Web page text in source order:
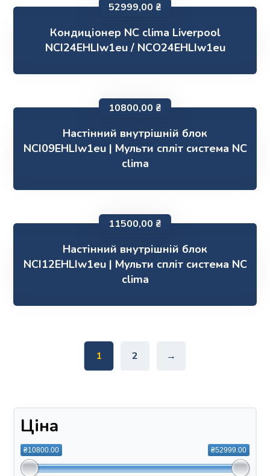
Кондиціонер NC clima Liverpool
NCI24EHLIw1eu / NCO24EHLIw1eu
52999,00 ₴
Настінний внутрішній блок
NCI09EHLIw1eu | Мульти спліт система NC
clima
10800,00 ₴
Настінний внутрішній блок
NCI12EHLIw1eu | Мульти спліт система NC
clima
11500,00 ₴
1 2 →
Ціна
₴10800.00 ₴52999.00